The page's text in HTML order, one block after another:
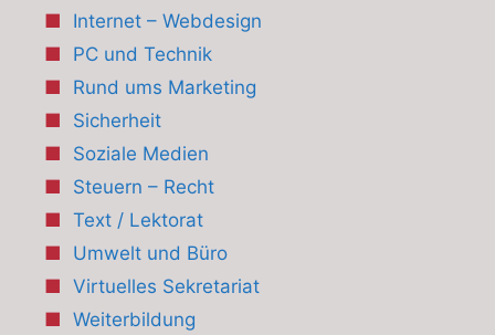
Internet – Webdesign
PC und Technik
Rund ums Marketing
Sicherheit
Soziale Medien
Steuern – Recht
Text / Lektorat
Umwelt und Büro
Virtuelles Sekretariat
Weiterbildung